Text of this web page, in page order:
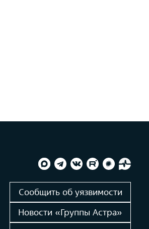
Сообщить об уязвимости
Новости «Группы Астра»